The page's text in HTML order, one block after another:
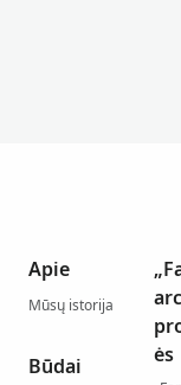
Apie
Mūsų istorija
Būdai
ės